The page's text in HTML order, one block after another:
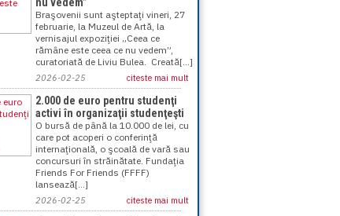
Braşovenii sunt aşteptaţi vineri, 27
februarie, la Muzeul de Artă, la
vernisajul expoziţiei „Ceea ce
rămâne este ceea ce nu vedem”,
curatoriată de Liviu Bulea. Creată[...]
2026-02-25 citeste mai mult
2.000 de euro pentru studenţi
activi în organizaţii studenţeşti
O bursă de până la 10.000 de lei, cu
care pot acoperi o conferinţă
internaţională, o şcoală de vară sau
concursuri în străinătate. Fundaţia
Friends For Friends (FFFF)
lansează[...]
2026-02-25 citeste mai mult